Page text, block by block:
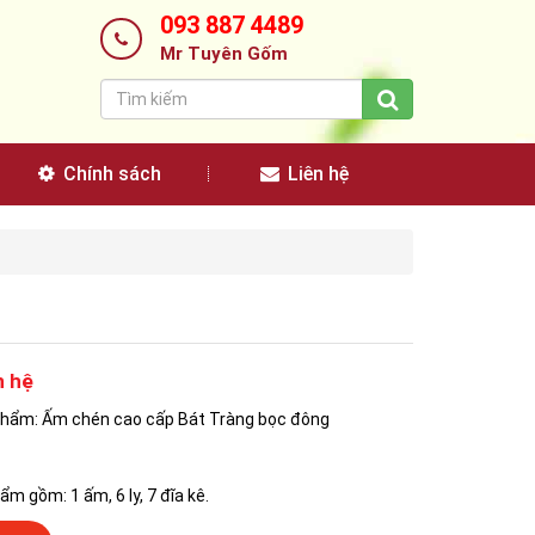
093 887 4489
Mr Tuyên Gốm
Chính sách Liên hệ
hệ
Ấm chén cao cấp Bát Tràng bọc đông
gồm: 1 ấm, 6 ly, 7 đĩa kê.